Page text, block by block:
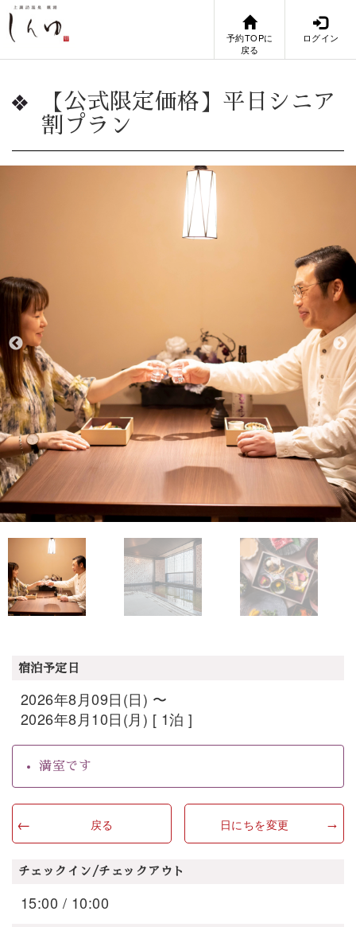
予約TOPに
戻る
ログイン
【公式限定価格】平日シニア
割プラン
宿泊予定日
2026年8月09日(日) 〜
2026年8月10日(月) [ 1泊 ]
満室です
戻る 日にちを変更
チェックイン/チェックアウト
15:00 / 10:00